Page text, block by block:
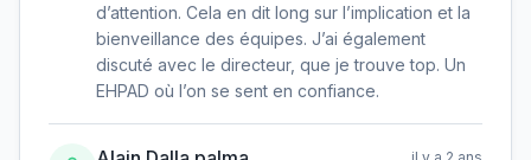
d’attention. Cela en dit long sur l’implication et la
bienveillance des équipes. J’ai également
discuté avec le directeur, que je trouve top. Un
EHPAD où l’on se sent en confiance.